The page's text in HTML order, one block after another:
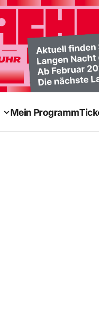
Mein Programm